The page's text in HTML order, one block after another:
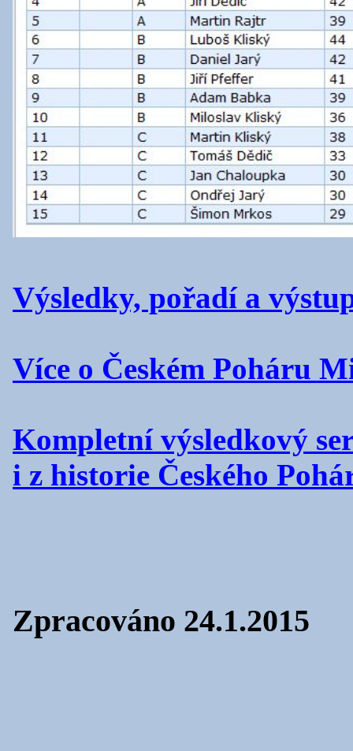
Výsledky, pořadí a
Více o Českém Poháru
Kompletní výsledkový
i z historie Českého
Zpracováno 24.1.2015